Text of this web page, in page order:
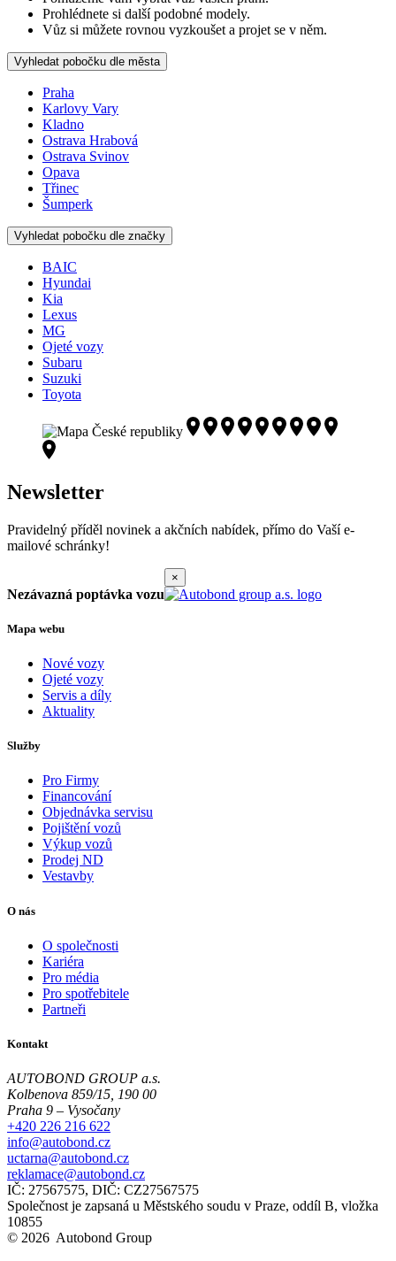
Prohlédnete si další podobné modely.
Vůz si můžete rovnou vyzkoušet a projet se v něm.
Vyhledat pobočku dle města
Praha
Karlovy Vary
Kladno
Ostrava Hrabová
Ostrava Svinov
Opava
Třinec
Šumperk
Vyhledat pobočku dle značky
BAIC
Hyundai
Kia
Lexus
MG
Ojeté vozy
Subaru
Suzuki
Toyota
Newsletter
Pravidelný příděl novinek a akčních nabídek, přímo do Vaší e-
mailové schránky!
Nezávazná poptávka vozu
×
Mapa webu
Nové vozy
Ojeté vozy
Servis a díly
Aktuality
Služby
Pro Firmy
Financování
Objednávka servisu
Pojištění vozů
Výkup vozů
Prodej ND
Vestavby
O nás
O společnosti
Kariéra
Pro média
Pro spotřebitele
Partneři
Kontakt
AUTOBOND GROUP a.s.
Kolbenova 859/15, 190 00
Praha 9 – Vysočany
+420 226 216 622
info@autobond.cz
uctarna@autobond.cz
reklamace@autobond.cz
IČ: 27567575, DIČ: CZ27567575
Společnost je zapsaná u Městského soudu v Praze, oddíl B, vložka
10855
© 2026 Autobond Group